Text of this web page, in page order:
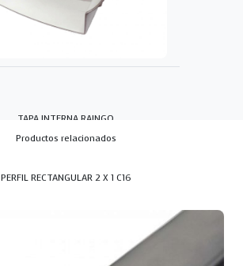
TAPA INTERNA RAINGO
Productos relacionados
PERFIL RECTANGULAR 2 X 1 C16